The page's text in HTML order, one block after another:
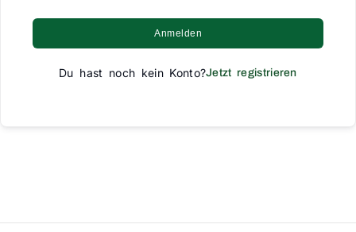
Anmelden
Du hast noch kein Konto?Jetzt registrieren